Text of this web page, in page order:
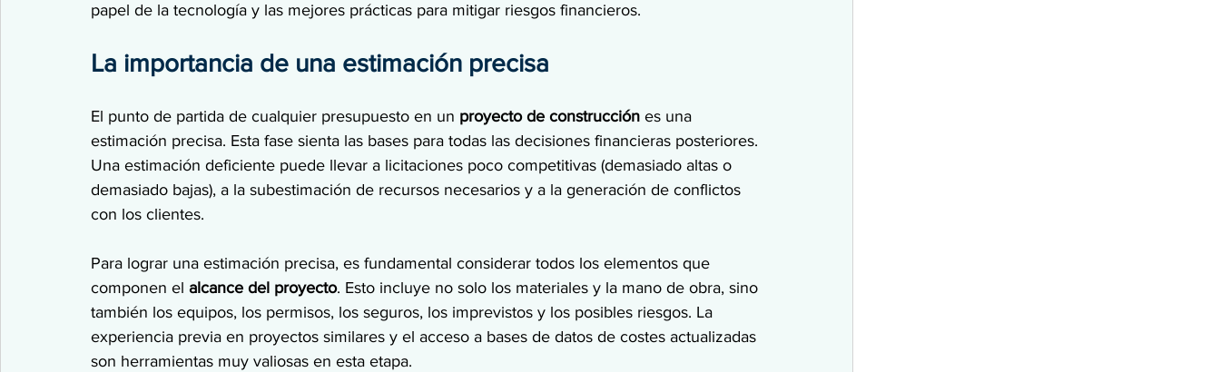
papel de la tecnología y las mejores prácticas para mitigar riesgos financieros.
La importancia de una estimación precisa
El punto de partida de cualquier presupuesto en un proyecto de construcción es una
estimación precisa. Esta fase sienta las bases para todas las decisiones financieras posteriores.
Una estimación deficiente puede llevar a licitaciones poco competitivas (demasiado altas o
demasiado bajas), a la subestimación de recursos necesarios y a la generación de conflictos
con los clientes.
Para lograr una estimación precisa, es fundamental considerar todos los elementos que
componen el alcance del proyecto. Esto incluye no solo los materiales y la mano de obra, sino
también los equipos, los permisos, los seguros, los imprevistos y los posibles riesgos. La
experiencia previa en proyectos similares y el acceso a bases de datos de costes actualizadas
son herramientas muy valiosas en esta etapa.